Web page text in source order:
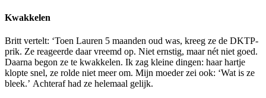
Kwakkelen
Britt vertelt: ‘Toen Lauren 5 maanden oud was, kreeg ze de DKTP-
prik. Ze reageerde daar vreemd op. Niet ernstig, maar nét niet goed.
Daarna begon ze te kwakkelen. Ik zag kleine dingen: haar hartje
klopte snel, ze rolde niet meer om. Mijn moeder zei ook: ‘Wat is ze
bleek.’ Achteraf had ze helemaal gelijk.